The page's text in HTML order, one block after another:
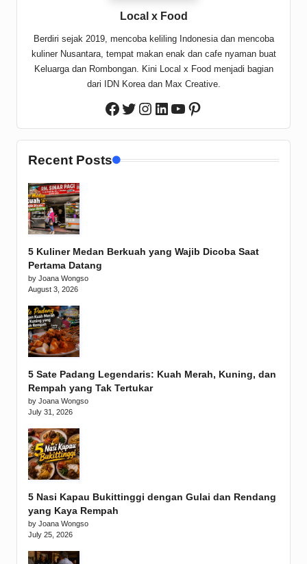
Local x Food
Berdiri sejak 2019, mencoba keliling Indonesia dan mencoba
kuliner Nusantara, tempat makan enak dan cafe nyaman buat
Keluarga dan Rombongan. Kini Local x Food menjadi bagian
dari IDN Korea dan Max Creative.
Facebook
Twitter
Instagram
LinkedIn
YouTube
Pinterest
Recent Posts
5 Kuliner Medan Berkuah yang Wajib Dicoba Saat
Pertama Datang
by Joana Wongso
August 3, 2026
5 Sate Padang Legendaris: Kuah Merah, Kuning, dan
Rempah yang Tak Tertukar
by Joana Wongso
July 31, 2026
5 Nasi Kapau Bukittinggi dengan Gulai dan Rendang
yang Kaya Rempah
by Joana Wongso
July 25, 2026